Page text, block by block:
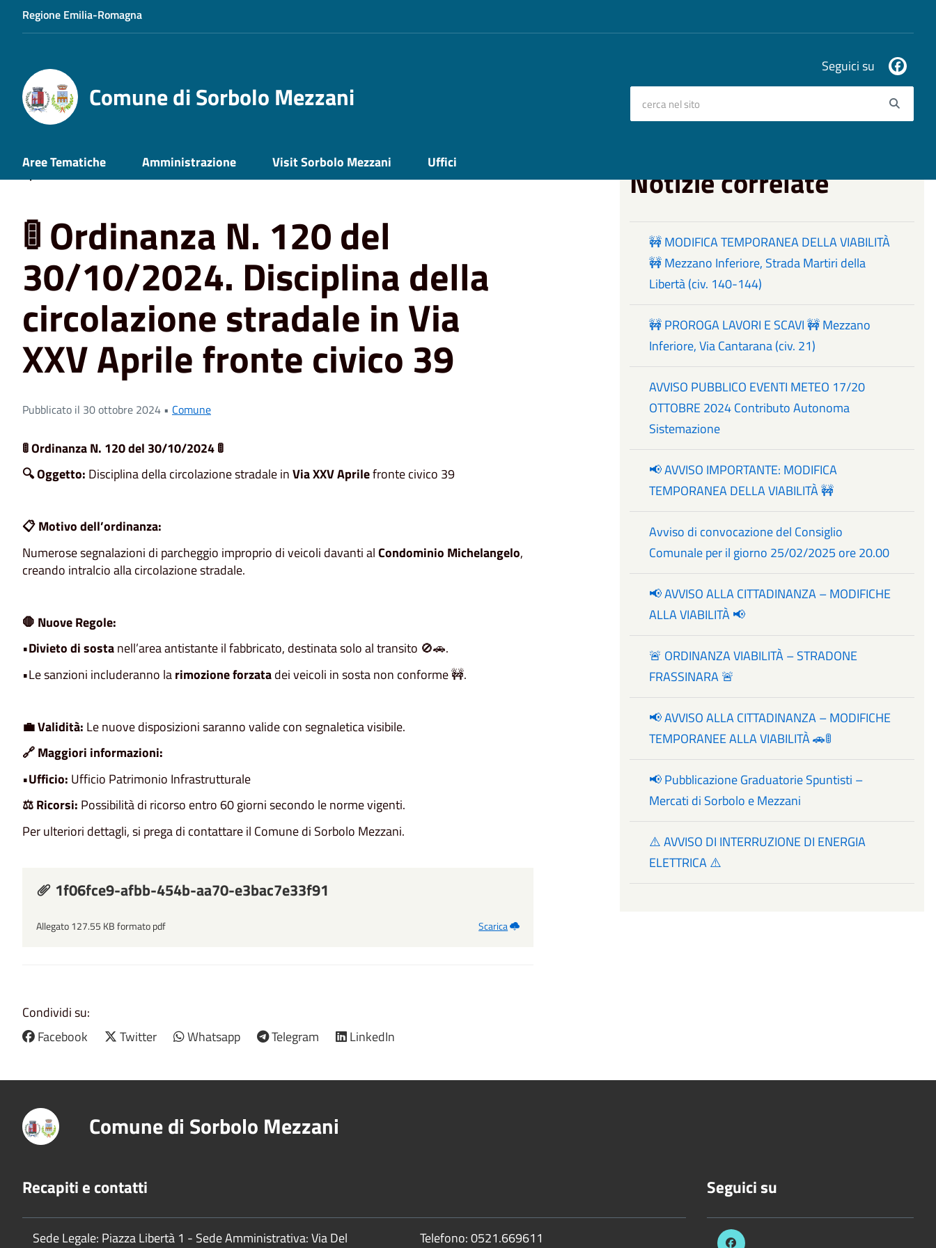
Regione Emilia-Romagna
Comune di Sorbolo Mezzani
Seguici su
Aree Tematiche Amministrazione Visit Sorbolo Mezzani Uffici
Home News
🚦 Ordinanza N. 120 del 30/10/2024. Disciplina della circolazione stradale in Via XXV
🚦 Ordinanza N. 120 del
30/10/2024. Disciplina della
circolazione stradale in Via
XXV Aprile fronte civico 39
Pubblicato il 30 ottobre 2024 • Comune
🚦 Ordinanza N. 120 del 30/10/2024 🚦
🔍 Oggetto: Disciplina della circolazione stradale inVia XXV Aprilefronte civico 39
📋 Motivo dell’ordinanza:
Numerose segnalazioni di parcheggio improprio di veicoli davanti alCondominio Michelangelo,
creando intralcio alla circolazione stradale.
🛑 Nuove Regole:
•Divieto di sostanell’area antistante il fabbricato, destinata solo al transito 🚫🚗.
•Le sanzioni includeranno larimozione forzatadei veicoli in sosta non conforme 🚧.
💼 Validità: Le nuove disposizioni saranno valide con segnaletica visibile.
🔗 Maggiori informazioni:
•Ufficio: Ufficio Patrimonio Infrastrutturale
⚖️ Ricorsi: Possibilità di ricorso entro 60 giorni secondo le norme vigenti.
Per ulteriori dettagli, si prega di contattare il Comune di Sorbolo Mezzani.
1f06fce9-afbb-454b-aa70-e3bac7e33f91
Allegato 127.55 KB formato pdf Scarica
Condividi su:
Facebook
Twitter Whatsapp Telegram LinkedIn
Notizie correlate
🚧 MODIFICA TEMPORANEA DELLA VIABILITÀ
🚧 Mezzano Inferiore, Strada Martiri della
Libertà (civ. 140-144)
🚧 PROROGA LAVORI E SCAVI 🚧 Mezzano
Inferiore, Via Cantarana (civ. 21)
AVVISO PUBBLICO EVENTI METEO 17/20
OTTOBRE 2024 Contributo Autonoma
Sistemazione
📢 AVVISO IMPORTANTE: MODIFICA
TEMPORANEA DELLA VIABILITÀ 🚧
Avviso di convocazione del Consiglio
Comunale per il giorno 25/02/2025 ore 20.00
📢 AVVISO ALLA CITTADINANZA – MODIFICHE
ALLA VIABILITÀ 📢
🚨 ORDINANZA VIABILITÀ – STRADONE
FRASSINARA 🚨
📢 AVVISO ALLA CITTADINANZA – MODIFICHE
TEMPORANEE ALLA VIABILITÀ 🚗🚦
📢 Pubblicazione Graduatorie Spuntisti –
Mercati di Sorbolo e Mezzani
⚠️ AVVISO DI INTERRUZIONE DI ENERGIA
ELETTRICA ⚠️
Comune di Sorbolo Mezzani
Recapiti e contatti
Sede Legale: Piazza Libertà 1 - Sede Amministrativa: Via Del
Telefono:0521.669611
Seguici su